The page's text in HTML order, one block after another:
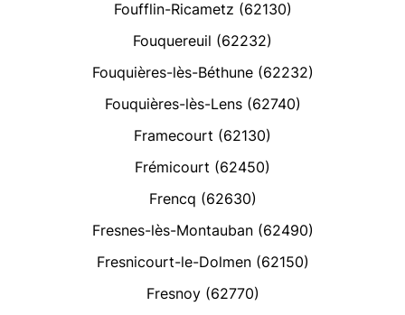
Foufflin-Ricametz (62130)
Fouquereuil (62232)
Fouquières-lès-Béthune (62232)
Fouquières-lès-Lens (62740)
Framecourt (62130)
Frémicourt (62450)
Frencq (62630)
Fresnes-lès-Montauban (62490)
Fresnicourt-le-Dolmen (62150)
Fresnoy (62770)